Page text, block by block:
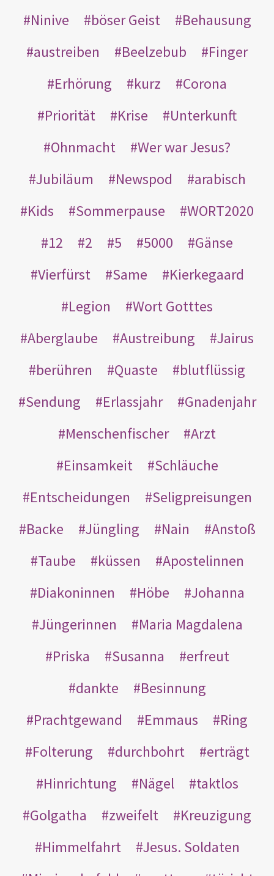
Ninive böser Geist
Behausung
austreiben
Beelzebub
Finger
Erhörung
kurz
Corona
Priorität
Krise
Unterkunft
Ohnmacht
Wer war Jesus?
Jubiläum
Newspod
arabisch
Kids
Sommerpause
WORT2020
12
2 5 5000
Gänse
Vierfürst
Same
Kierkegaard
Legion
Wort Gotttes
Aberglaube
Austreibung
Jairus
berühren
Quaste
blutflüssig
Sendung
Erlassjahr
Gnadenjahr
Menschenfischer
Arzt
Einsamkeit
Schläuche
Entscheidungen
Seligpreisungen
Backe
Jüngling Nain
Anstoß
Taube
küssen
Apostelinnen
Diakoninnen
Höbe
Johanna
Jüngerinnen
Maria Magdalena
Priska
Susanna
erfreut
dankte
Besinnung
Prachtgewand
Emmaus
Ring
Folterung
durchbohrt
erträgt
Hinrichtung
Nägel
taktlos
Golgatha
zweifelt
Kreuzigung
Himmelfahrt
Jesus. Soldaten